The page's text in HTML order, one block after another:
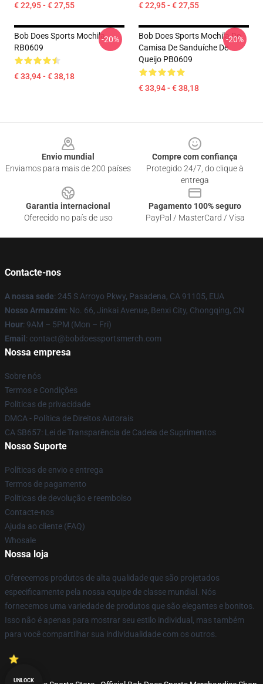
€ 22,95 - € 27,55 € 22,95 - € 27,55
Bob Does Sports Mochila
RB0609
€ 33,94 - € 38,18
-20%
Bob Does Sports Mochila De
Camisa De Sanduíche De
Queijo PB0609
€ 33,94 - € 38,18
-20%
Envio mundial
Enviamos para mais de 200 países
Compre com confiança
Protegido 24/7, do clique à
entrega
Garantia internacional
Oferecido no país de uso
Pagamento 100% seguro
PayPal / MasterCard / Visa
Contacte-nos
A nossa sede: 245 S Arroyo Pkwy, Pasadena, CA 91105, EUA
Nosso Armazém: No. 66, Jinkai Avenue, Benxi City, Chongqing, CN
Hour: 9AM – 5PM (Mon – Fri)
Email : contact@bobdoessportsmerch.com
Nossa empresa
Sobre nós
Termos e Condições
Políticas de privacidade
DMCA - Política de Direitos Autorais
CA SB657: Lei de Transparência de Cadeia de Suprimentos
Nosso Suporte
Políticas de envio e entrega
Termos de pagamento
Políticas de devolução e reembolso
Contacte-nos
Ajuda ao cliente (FAQ)
Whosale
Nossa loja
Oferecemos produtos de alta qualidade que são projetados
especificamente pela nossa equipe de classe mundial. Nós
fornecemos uma variedade de produtos que são elegantes e bonitos.
Isso não é apenas para mostrar seu estilo individual, mas também
para você compartilhar sua individualidade com os outros.
UNLOCK